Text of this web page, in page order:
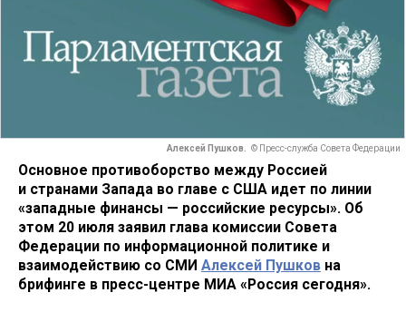
Алексей Пушков. © Пресс-служба Совета Федерации
Основное противоборство между Россией
и странами Запада во главе с США идет по линии
«западные финансы — российские ресурсы». Об
этом 20 июля заявил глава комиссии Совета
Федерации по информационной политике и
взаимодействию со СМИ Алексей Пушков на
брифинге в пресс-центре МИА «Россия сегодня».